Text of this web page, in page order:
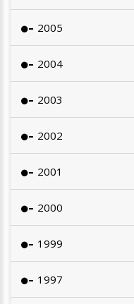
2005
2004
2003
2002
2001
2000
1999
1997